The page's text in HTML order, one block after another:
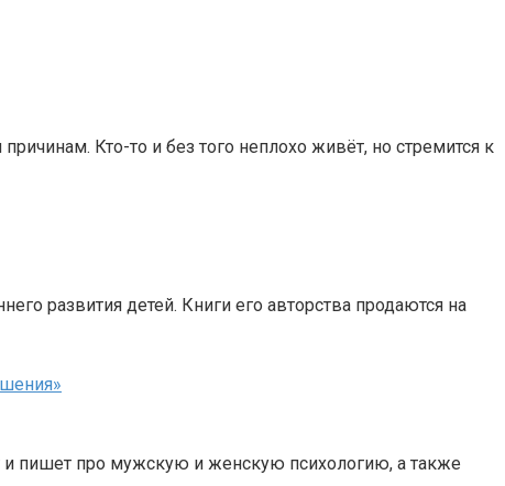
Кто-то и без того неплохо живёт, но стремится к
развития детей. Книги его авторства продаются на
пишет про мужскую и женскую психологию, а также